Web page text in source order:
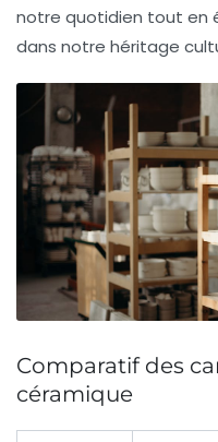
notre quotidien tout en
dans notre héritage
Comparatif des
céramique